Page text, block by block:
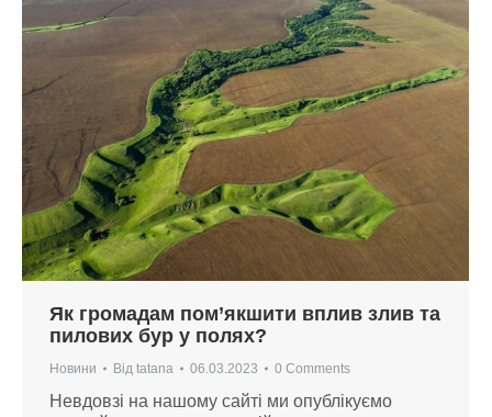
Як громадам пом’якшити вплив злив та
пилових бур у полях?
Новини Від tatana 06.03.2023 0 Comments
Невдовзі на нашому сайті ми опублікуємо